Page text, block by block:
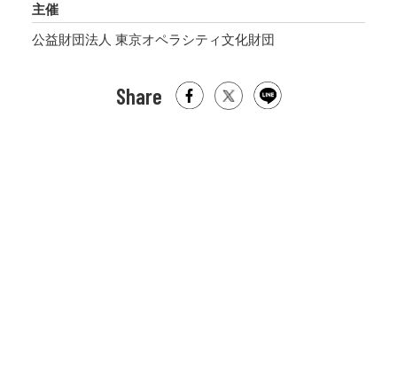
主催
公益財団法人 東京オペラシティ文化財団
Share